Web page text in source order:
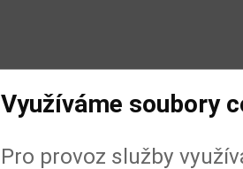
Využíváme soubory
Pro provoz služby